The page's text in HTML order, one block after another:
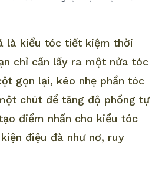
là kiểu tóc tiết kiệm thời
chỉ cần lấy ra một nửa tóc
gọn lại, kéo nhẹ phần tóc
chút để tăng độ phồng tự
điểm nhấn cho kiểu tóc
điệu đà như nơ, ruy